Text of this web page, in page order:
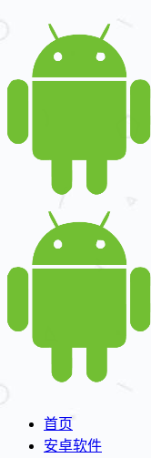
首页
安卓软件